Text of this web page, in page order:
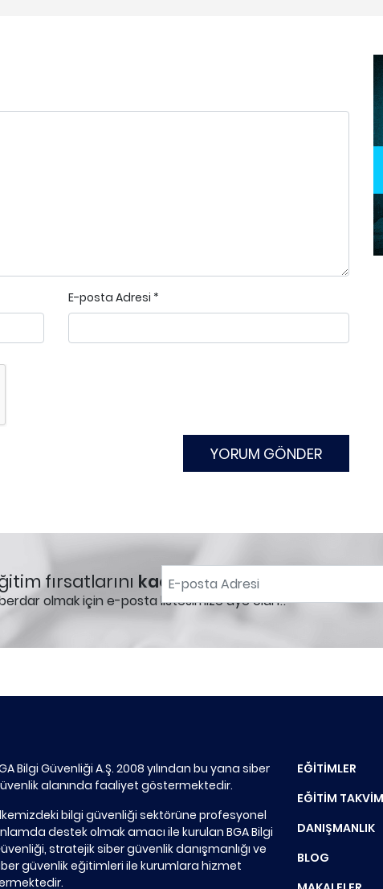
E-posta Adresi *
fırsatlarını kaçırmayın!
olmak için e-posta listesimize üye olun!.
Bilgi Güvenliği A.Ş. 2008 yılından bu yana siber
alanında faaliyet göstermektedir.
bilgi güvenliği sektörüne profesyonel
destek olmak amacı ile kurulan BGA Bilgi
stratejik siber güvenlik danışmanlığı ve
güvenlik eğitimleri ile kurumlara hizmet
EĞİTİMLER
EĞİTİM
DANIŞMANLIK
BLOG